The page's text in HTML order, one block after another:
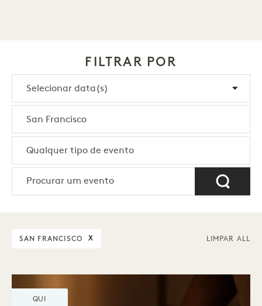
FILTRAR POR
SAN FRANCISCO X LIMPAR ALL
QUI